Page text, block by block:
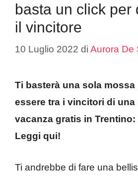
basta un click per
il vincitore
10 Luglio 2022 di Aurora De
Ti basterà una sola mossa
essere tra i vincitori di una
vacanza gratis in
Leggi qui!
Ti andrebbe di fare una